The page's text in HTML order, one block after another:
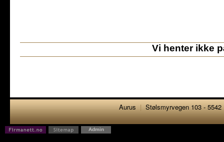
Vi henter ikke
Aurus|Stølsmyrvegen 103 - 5542
Admin